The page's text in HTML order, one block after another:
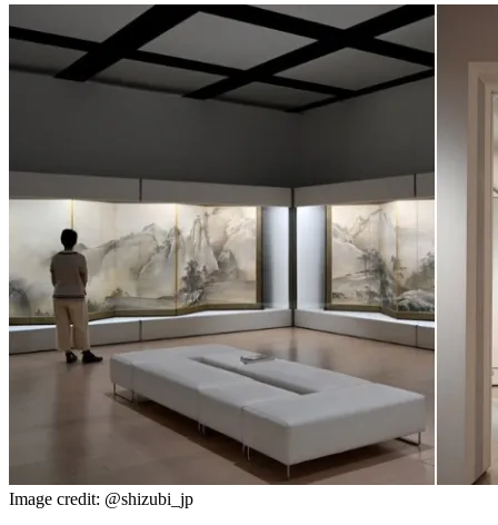
Image credit: @shizubi_jp